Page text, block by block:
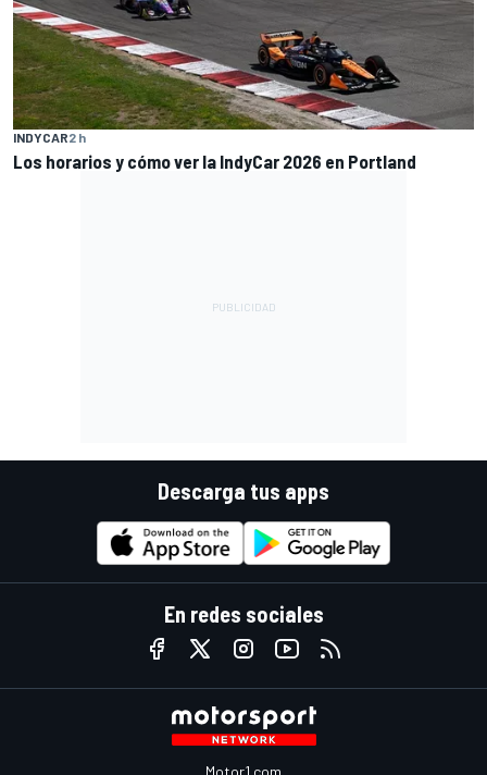
INDYCAR2 h
Los horarios y cómo ver la IndyCar 2026 en Portland
Descarga tus apps
En redes sociales
Motor1.com